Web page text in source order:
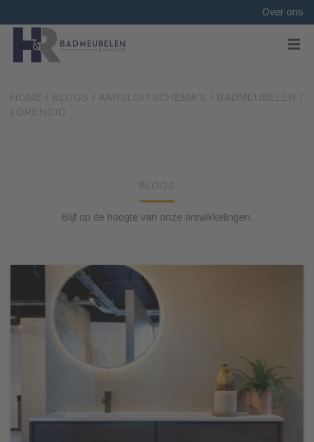
Over ons
HOME BLOGS AANSLUITSCHEMA'S BADMEUBELEN
LORENCIO
BLOGS
Blijf op de hoogte van onze ontwikkelingen.